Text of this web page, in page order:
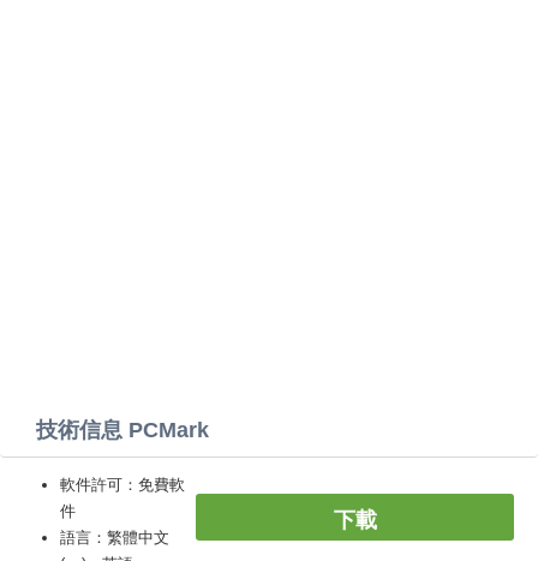
技術信息 PCMark
下載
軟件許可：免費軟
件
語言：繁體中文